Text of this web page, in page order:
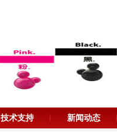
技术支持 新闻动态